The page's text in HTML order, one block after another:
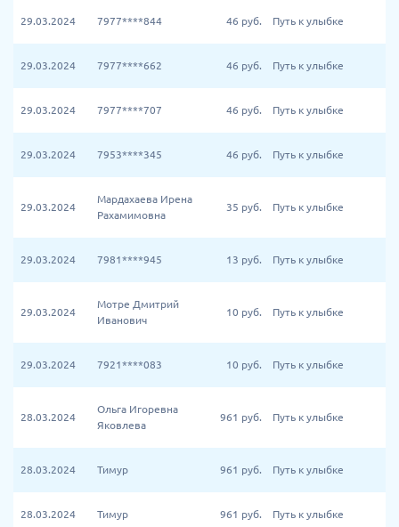
29.03.2024 7977****844 46 руб. Путь к улыбке
29.03.2024 7977****662 46 руб. Путь к улыбке
29.03.2024 7977****707 46 руб. Путь к улыбке
29.03.2024 7953****345 46 руб. Путь к улыбке
29.03.2024
Мардахаева Ирена
Рахамимовна
35 руб. Путь к улыбке
29.03.2024 7981****945 13 руб. Путь к улыбке
29.03.2024
Мотре Дмитрий
Иванович
10 руб. Путь к улыбке
29.03.2024 7921****083 10 руб. Путь к улыбке
28.03.2024
Ольга Игоревна
Яковлева
961 руб. Путь к улыбке
28.03.2024 Тимур 961 руб. Путь к улыбке
28.03.2024 Тимур 961 руб. Путь к улыбке